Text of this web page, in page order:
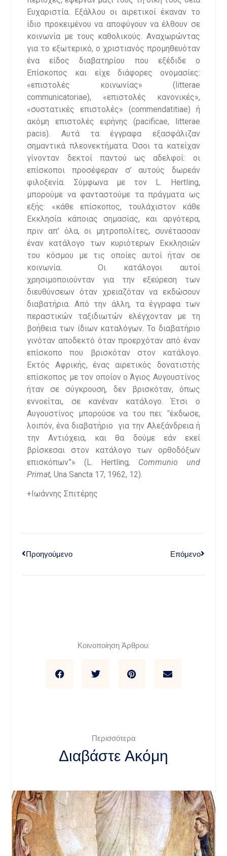
Ευχαριστία. Εξάλλου οι αιρετικοί έκαναν το
ίδιο προκειμένου να αποφύγουν να έλθουν σε
κοινωνία με τους καθολικούς. Αναχωρώντας
για το εξωτερικό, ο χριστιανός προμηθευόταν
ένα είδος διαβατηρίου που εξέδιδε ο
Επίσκοπος και είχε διάφορες ονομασίες:
«επιστολές κοινωνίας» (litterae
communicatoriae), «επιστολές κανονικές»,
«συστατικές επιστολές» (commendatitiae) ή
ακόμη επιστολές ειρήνης (pacificae, litterae
pacis). Αυτά τα έγγραφα εξασφάλιζαν
σημαντικά πλεονεκτήματα. Όσοι τα κατείχαν
γίνονταν δεκτοί παντού ως αδελφοί: οι
επίσκοποι προσέφεραν σ’ αυτούς δωρεάν
φιλοξενία. Σύμφωνα με τον L. Hertling,
μπορούμε να φανταστούμε τα πράγματα ως
εξής: «κάθε επίσκοπος, τουλάχιστον κάθε
Εκκλησία κάποιας σημασίας, και αργότερα,
πριν απ’ όλα, οι μητροπολίτες, συνέτασσαν
έναν κατάλογο των κυριότερων Εκκλησιών
του κόσμου με τις οποίες αυτοί ήταν σε
κοινωνία. Οι κατάλογοι αυτοί
χρησιμοποιούνταν για την εξεύρεση των
διευθύνσεων όταν χρειαζόταν να εκδώσουν
διαβατήρια. Από την άλλη, τα έγγραφα των
περαστικών ταξιδιωτών ελέγχονταν με τη
βοήθεια των ίδιων καταλόγων. Το διαβατήριο
γινόταν αποδεκτό όταν προερχόταν από έναν
επίσκοπο που βρισκόταν στον κατάλογο.
Εκτός Αφρικής, ένας αιρετικός δονατιστής
επίσκοπος με τον οποίον ο Άγιος Αυγουστίνος
ήταν σε σύγκρουση, δεν βρισκόταν, όπως
εννοείται, σε κανέναν κατάλογο. Έτσι ο
Αυγουστίνος μπορούσε να του πει: ‟έκδωσε,
λοιπόν, ένα διαβατήριο για την Αλεξάνδρεια ή
την Αντιόχεια, και θα δούμε εάν εκεί
βρίσκεσαι στον κατάλογο των ορθοδόξων
επισκόπων”» (L. Hertling, Communio
und
Primat,Una Sancta 17, 1962, 12).
+Ιωάννης Σπιτέρης
Προηγούμενο Επόμενο
Κοινοποίηση Άρθρου:
Περισσότερα
Διαβάστε Ακόμη